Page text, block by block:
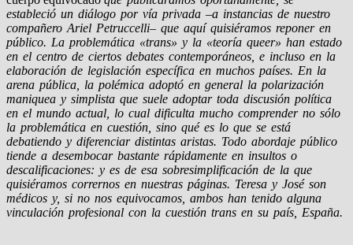
estableció un diálogo por vía privada –a instancias de nuestro
compañero Ariel Petruccelli– que aquí quisiéramos reponer en
público. La problemática «trans» y la «teoría queer» han estado
en el centro de ciertos debates contemporáneos, e incluso en la
elaboración de legislación específica en muchos países. En la
arena pública, la polémica adoptó en general la polarización
maniquea y simplista que suele adoptar toda discusión política
en el mundo actual, lo cual dificulta mucho comprender no sólo
la problemática en cuestión, sino qué es lo que se está
debatiendo y diferenciar distintas aristas. Todo abordaje público
tiende a desembocar bastante rápidamente en insultos o
descalificaciones: y es de esa sobresimplificación de la que
quisiéramos corrernos en nuestras páginas. Teresa y José son
médicos y, si no nos equivocamos, ambos han tenido alguna
vinculación profesional con la cuestión trans en su país, España.